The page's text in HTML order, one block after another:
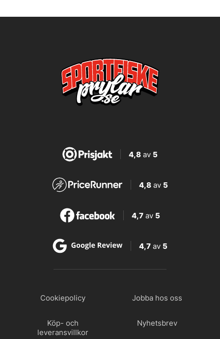
4,8av 5
4,8 av 5
4,7 av 5
4,7 av 5
Cookiepolicy Jobba hos oss
Köp- och
leveransvillkor
Nyhetsbrev